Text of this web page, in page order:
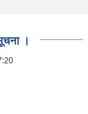
।